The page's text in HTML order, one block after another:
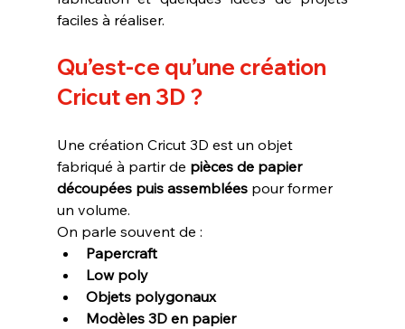
faciles à réaliser.
Qu’est-ce qu’une création
Cricut en 3D ?
Une création Cricut 3D est un objet
fabriqué à partir de pièces de papier
découpées puis assemblées pour former
un volume.
On parle souvent de :
Papercraft
Low poly
Objets polygonaux
Modèles 3D en papier